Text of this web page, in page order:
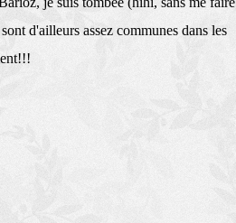
d'ailleurs assez communes dans les